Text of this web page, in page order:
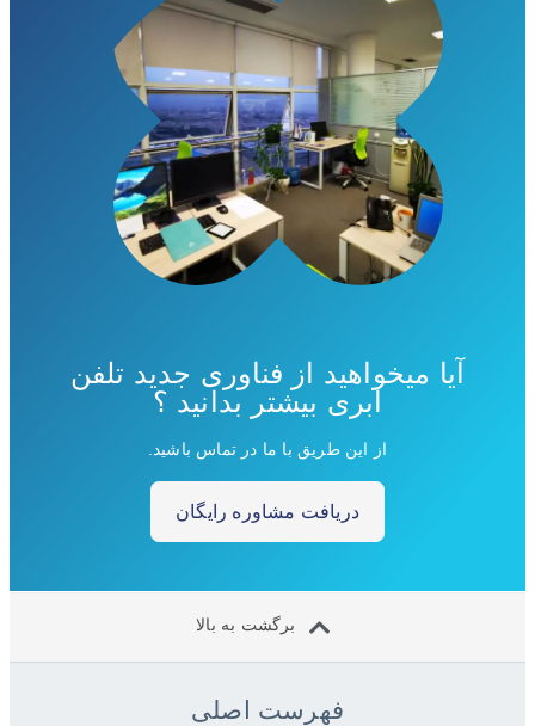
آیا میخواهید از فناوری جدید تلفن
ابری بیشتر بدانید ؟
از این طریق با ما در تماس باشید.
دریافت مشاوره رایگان
برگشت به بالا
فهرست اصلی